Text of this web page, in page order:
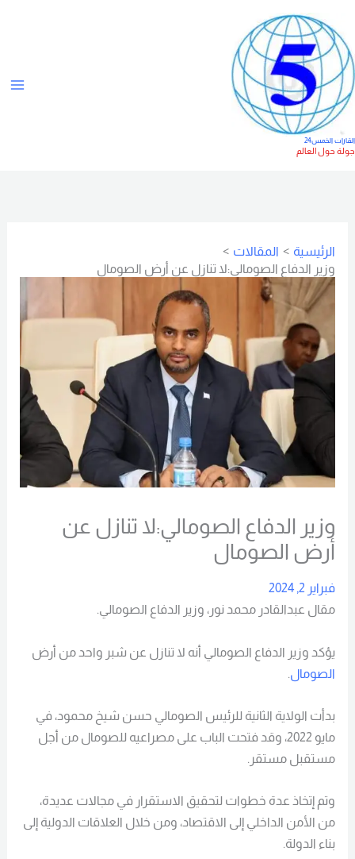
الخمس24
حول العالم
الرئيسية
المقالات
وزير الدفاع الصومالي:لا تنازل عن أرض الصومال
وزير الدفاع الصومالي:لا تنازل عن
أرض الصومال
فبراير 2, 2024
مقال عبدالقادر محمد نور، وزير الدفاع الصومالي.
يؤكد وزير الدفاع الصومالي أنه لا تنازل عن شبر واحد من أرض
الصومال.
بدأت الولاية الثانية للرئيس الصومالي حسن شيخ محمود، في
مايو 2022، وقد فتحت الباب على مصراعيه للصومال من أجل
مستقبل مستقر.
وتم إتخاذ عدة خطوات لتحقيق الاستقرار في مجالات عديدة،
من الأمن الداخلي إلى الاقتصاد، ومن خلال العلاقات الدولية إلى
بناء الدولة.
ص
ف
ا